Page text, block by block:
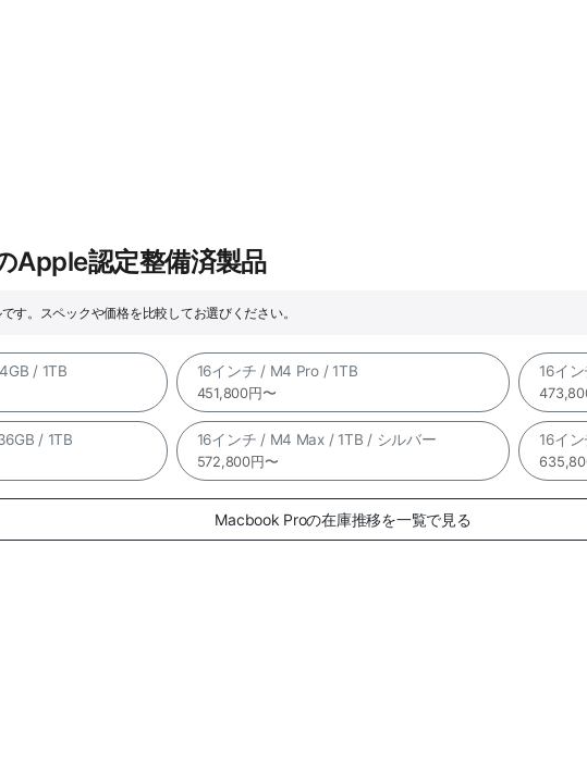
Apple認定整備済製品
す。スペックや価格を比較してお選びください。
/ 1TB 16インチ / M4 Pro / 1TB
451,800円〜
16イ
/ 1TB 16インチ / M4 Max / 1TB / シルバー
572,800円〜
16イ
Macbook Proの在庫推移を一覧で見る